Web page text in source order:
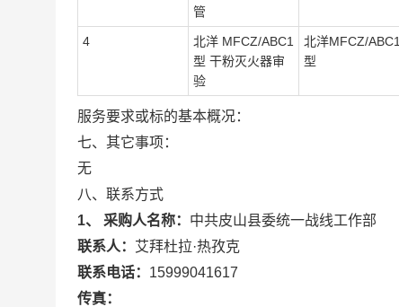
管
4
北洋 MFCZ/ABC1
型 干粉灭火器审
验
北洋MFCZ/ABC1
型
服务要求或标的基本概况：
七、其它事项：
无
八、联系方式
1、 采购人名称： 中共皮山县委统一战线工作部
联系人： 艾拜杜拉·热孜克
联系电话： 15999041617
传真：